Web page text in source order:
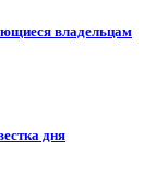
владельцам
дня